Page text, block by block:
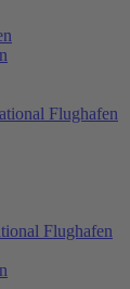
Flughafen
Flughafen